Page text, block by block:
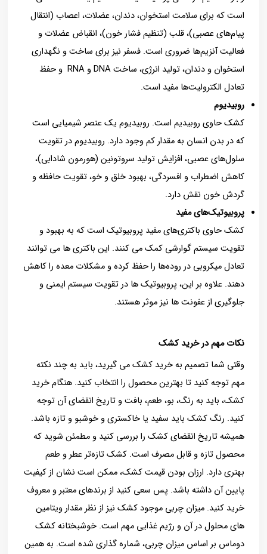
است که برای سلامت استخوان، دندان، عضلات، اعصاب (انتقال
پیام‌های عصبی)، قلب (تنظیم فشار خون)، انقباض عضلات و
فعالیت آنزیم‌ها ضروری است. فسفر نیز برای ساخت و نگهداری
استخوان و دندان، تولید انرژی، ساخت DNA و RNA و حفظ
تعادل الکتروليت‌ها مفید است.
روبیديوم
کشک حاوی روبیدیم است. روبیديوم یک عنصر شيميایي است
که در بدن انسان به مقدار کم وجود دارد. روبیديوم در تقويت
سلول‌های عصبي، افزايش تولید سروتونین (هورمون شادابي)،
کاهش اضطراب و افسردگي، بهبود خلق و خو، تقويت حافظه و
گردش خون نقش دارد.
پروبیوتیک‌های مفید
کشک حاوی باکتری‌های مفید پروبیوتیک است که به بهبود و
تقویت سیستم گوارشی کمک می ‌کنند. این باکتری ‌ها می ‌توانند
تعادل میکروبی در روده‌ها را حفظ کرده و مشکلات معده را کاهش
دهند. علاوه بر این، پروبیوتیک ها در تقویت سیستم ایمنی و
جلوگیری از عفونت ها نیز موثر هستند.
نکات مهم در خرید کشک
وقتی شما تصمیم به خرید کشک می‌ گیرید، باید به چند نکته
مهم توجه کنید تا بهترین محصول را انتخاب کنید. هنگام خرید
کشک، باید به رنگ، بو، طعم، بافت و تاریخ انقضای آن توجه
کنید. رنگ کشک باید سفید یا خاکستری و خوشبو و تازه باشد.
همیشه تاریخ انقضای کشک را بررسی کنید و مطمئن شوید که
محصول تازه و قابل مصرف است. کشک تازه‌تر عطر و طعم
بهتری دارد. ارزان بودن قیمت کشک، ممکن است نشان از کیفیت
پایین آن داشته باشد. پس سعی کنید از برندهای معتبر و معروف
خرید کنید. میزان چربی موجود کشک نیز از نظر مقدار ویتامین
های محلول در آن و رژیم غذایی مهم است. خوشبختانه کشک
دوماس بر اساس میزان چربی، شماره گذاری شده است. به همین